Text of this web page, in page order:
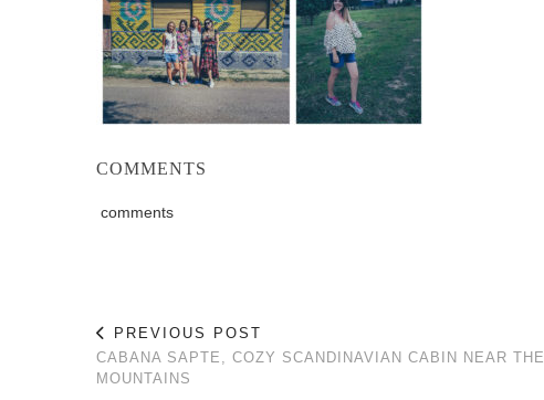
COMMENTS
comments
PREVIOUS POST
CABANA SAPTE, COZY SCANDINAVIAN CABIN NEAR THE
MOUNTAINS